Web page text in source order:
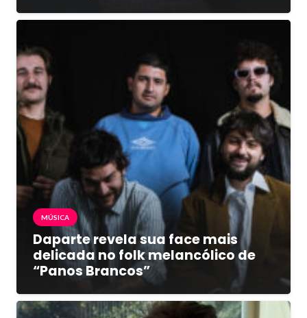
MÚSICA
Daparte revela sua face mais
delicada no folk melancólico de
“Panos Brancos”